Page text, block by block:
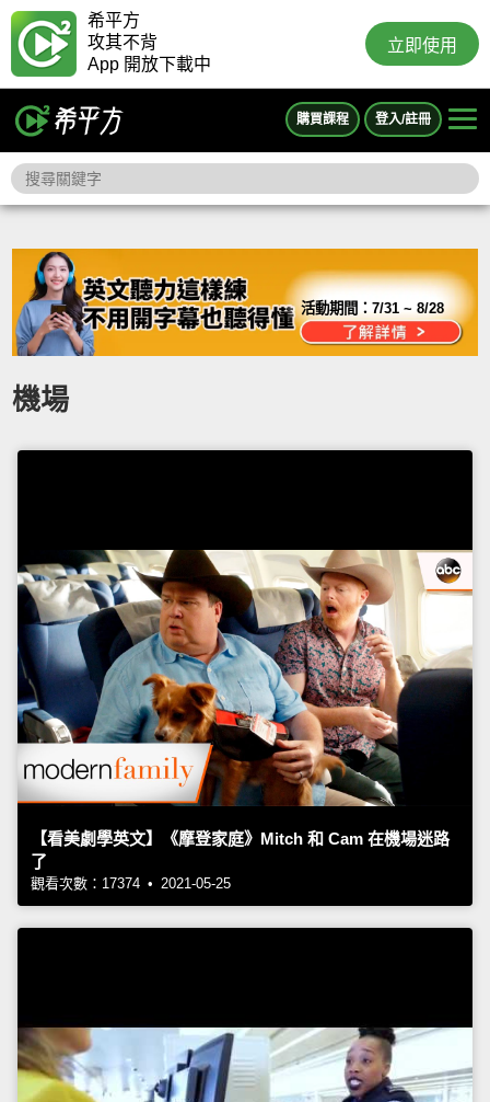
希平方
攻其不背
App 開放下載中
立即使用
購買課程 登入/註冊
活動期間：7/31 ~ 8/28
機場
【看美劇學英文】《摩登家庭》Mitch 和 Cam 在機場迷路
了
觀看次數：17374 • 2021-05-25